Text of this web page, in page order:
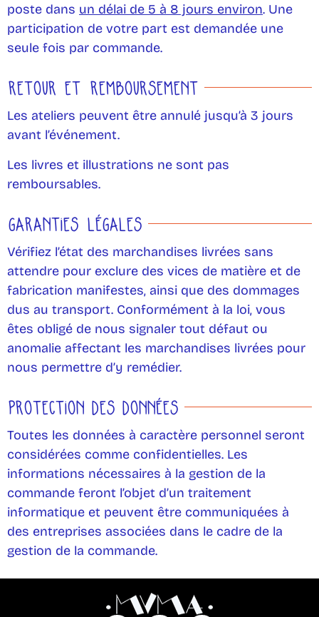
poste dans un délai de 5 à 8 jours environ. Une
participation de votre part est demandée une
seule fois par commande.
RETOUR ET REMBOURSEMENT
Les ateliers peuvent être annulé jusqu’à 3 jours
avant l’événement.
Les livres et illustrations ne sont pas
remboursables.
GARANTIES LÉGALES
Vérifiez l’état des marchandises livrées sans
attendre pour exclure des vices de matière et de
fabrication manifestes, ainsi que des dommages
dus au transport. Conformément à la loi, vous
êtes obligé de nous signaler tout défaut ou
anomalie affectant les marchandises livrées pour
nous permettre d’y remédier.
PROTECTION DES DONNÉES
Toutes les données à caractère personnel seront
considérées comme confidentielles. Les
informations nécessaires à la gestion de la
commande feront l’objet d’un traitement
informatique et peuvent être communiquées à
des entreprises associées dans le cadre de la
gestion de la commande.